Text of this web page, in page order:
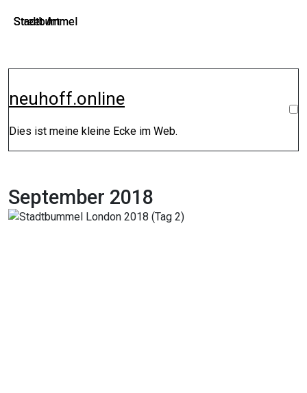
Inhalt
neuhoff.online
Dies ist meine kleine Ecke im Web.
September 2018
Stadtbummel
Street Art
Stadtbummel